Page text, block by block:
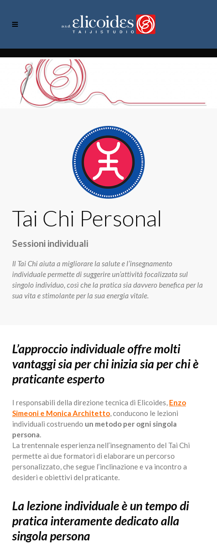
Tai Chi Personal
Sessioni individuali
Il Tai Chi aiuta a migliorare la salute e l’insegnamento
individuale permette di suggerire un’attività focalizzata sul
singolo individuo, così che la pratica sia davvero benefica per la
sua vita e stimolante per la sua energia vitale.
L’approccio individuale offre molti
vantaggi sia per chi inizia sia per chi è
praticante esperto
I responsabili della direzione tecnica di Elicoides, Enzo
Simeoni e Monica Architetto, conducono le lezioni
individuali costruendo un metodo per ogni singola
persona.
La trentennale esperienza nell’insegnamento del Tai Chi
permette ai due formatori di elaborare un percorso
personalizzato, che segue l’inclinazione e va incontro a
desideri e obiettivi del praticante.
La lezione individuale è un tempo di
pratica interamente dedicato alla
singola persona